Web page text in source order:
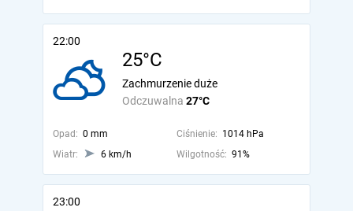
22:00
25°C
Odczuwalna 27°C
Zachmurzenie duże
Opad: 0 mm Ciśnienie: 1014 hPa
Wiatr:
6 km/h Wilgotność: 91%
23:00